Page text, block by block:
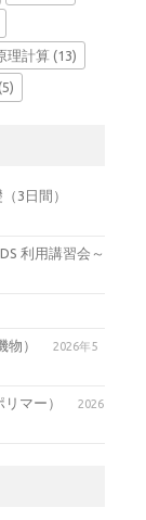
理計算 (13)
(5)
3日間）
利用講習会～
）
2026年5
マー）
2026